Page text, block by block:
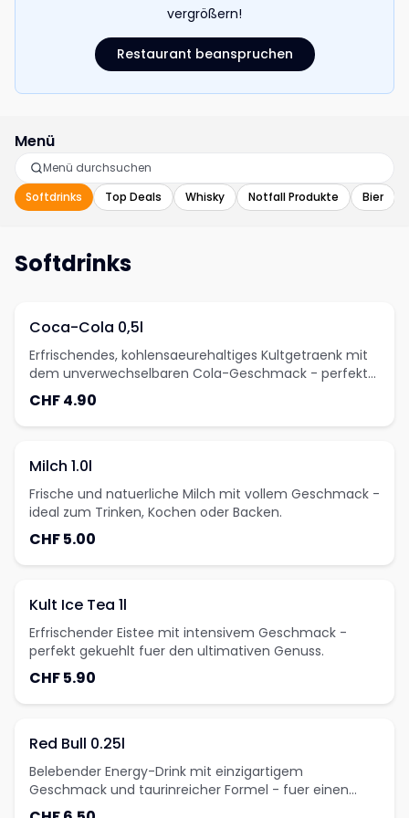
vergrößern!
Restaurant beanspruchen
Menü
Softdrinks Top Deals Whisky Notfall Produkte Bier
Softdrinks
Coca-Cola 0,5l
Erfrischendes, kohlensaeurehaltiges Kultgetraenk mit
dem unverwechselbaren Cola-Geschmack - perfekt
gekuehlt geniessen.
CHF 4.90
Milch 1.0l
Frische und natuerliche Milch mit vollem Geschmack -
ideal zum Trinken, Kochen oder Backen.
CHF 5.00
Kult Ice Tea 1l
Erfrischender Eistee mit intensivem Geschmack -
perfekt gekuehlt fuer den ultimativen Genuss.
CHF 5.90
Red Bull 0.25l
Belebender Energy-Drink mit einzigartigem
Geschmack und taurinreicher Formel - fuer einen
extra Energieschub.